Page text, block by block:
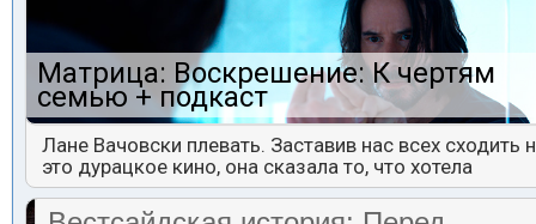
Матрица: Воскрешение: К чертям
семью + подкаст
Лане Вачовски плевать. Заставив нас всех сходить
это дурацкое кино, она сказала то, что хотела